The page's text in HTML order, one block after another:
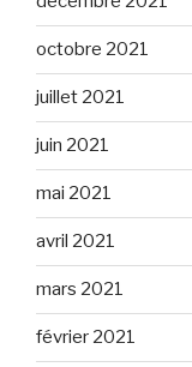
octobre 2021
juillet 2021
juin 2021
mai 2021
avril 2021
mars 2021
février 2021